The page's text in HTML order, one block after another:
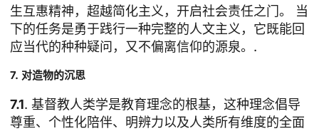
生互惠精神，超越简化主义，开启社会责任之门。 当
下的任务是勇于践行一种完整的人文主义，它既能回
应当代的种种疑问，又不偏离信仰的源泉。.
7. 对造物的沉思
7.1. 基督教人类学是教育理念的根基，这种理念倡导
尊重、个性化陪伴、明辨力以及人类所有维度的全面